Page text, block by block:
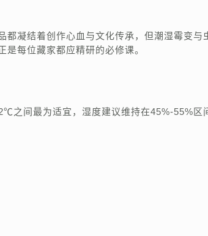
都凝结着创作心血与文化传承，但潮湿霉变与
每位藏家都应精研的必修课。
之间最为适宜，湿度建议维持在45%-55%区